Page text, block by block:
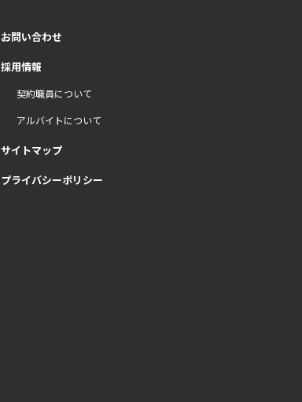
お問い合わせ
採用情報
契約職員について
アルバイトについて
サイトマップ
プライバシーポリシー